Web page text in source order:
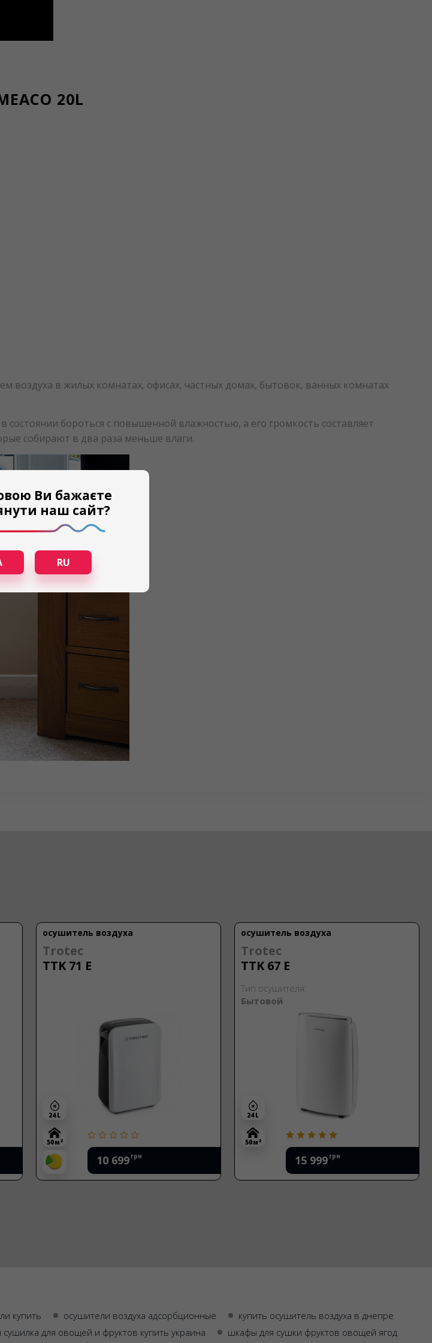
20L
воздуха в жилых комнатах, офисах, частных домах, бытовок, ванных комнатах
бороться с повышенной влажностью, а его громкость составляет
собирают в два раза меньше влаги.
осушитель воздуха
Trotec
TTK 71 E
10 699 грн
24 L
50 м 2
осушитель воздуха
Trotec
TTK 67 E
Тип осушителя:
Бытовой
15 999 грн
24 L
50 м 2
купить осушители воздуха адсорбционные
купить осушитель воздуха в днепре
сушилка для овощей и фруктов купить украина
шкафы для сушки фруктов овощей ягод
Ви бажаєте
наш сайт?
RU